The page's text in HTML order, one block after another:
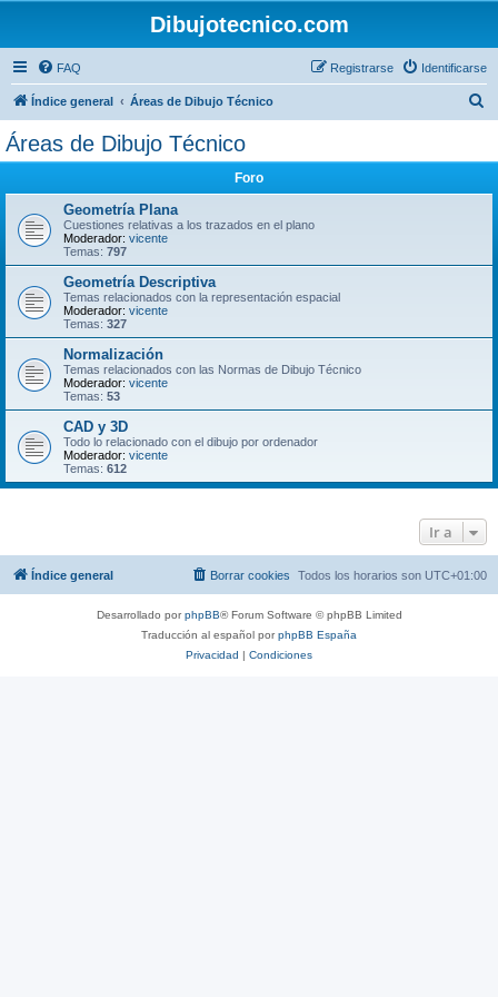
Dibujotecnico.com
FAQ Identificarse
Registrarse
Índice general Áreas de Dibujo Técnico
Áreas de Dibujo Técnico
Foro
Geometría Plana
Cuestiones relativas a los trazados en el plano
Moderador: vicente
Temas: 797
Geometría Descriptiva
Temas relacionados con la representación espacial
Moderador: vicente
Temas: 327
Normalización
Temas relacionados con las Normas de Dibujo Técnico
Moderador: vicente
Temas: 53
CAD y 3D
Todo lo relacionado con el dibujo por ordenador
Moderador: vicente
Temas: 612
Ir a
Índice general Todos los horarios son UTC+01:00
Borrar cookies
Desarrollado porphpBB® Forum Software © phpBB Limited
Traducción al español porphpBB España
Privacidad | Condiciones